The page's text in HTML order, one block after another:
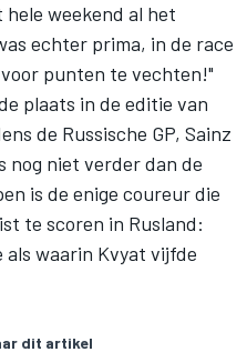
weekend al het
echter prima, in de race
punten te vechten!"
plaats in de editie van
de Russische GP, Sainz
nog niet verder dan de
is de enige coureur die
te scoren in Rusland:
waarin Kvyat vijfde
dit artikel